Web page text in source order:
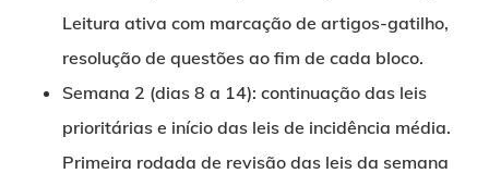
Leitura ativa com marcação de artigos-gatilho,
resolução de questões ao fim de cada bloco.
Semana 2 (dias 8 a 14): continuação das leis
prioritárias e início das leis de incidência média.
Primeira rodada de revisão das leis da semana